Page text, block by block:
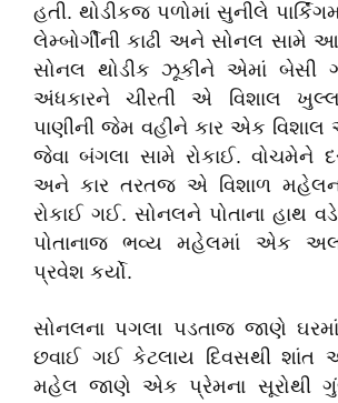
હતી. થોડીકજ પળોમાં સુનીલે
લેમ્બોર્ગીની કાઢી અને સોનલ સામે
સોનલ થોડીક ઝૂકીને એમાં બેસી
અંધકારને ચીરતી એ વિશાલ
પાણીની જેમ વહીને કાર એક
જેવા બંગલા સામે રોકાઈ. વોચમેને
અને કાર તરતજ એ વિશાળ મહેલના
રોકાઈ ગઈ. સોનલને પોતાના હાથ
પોતાનાજ ભવ્ય મહેલમાં એક
પ્રવેશ કર્યો.
સોનલના પગલા પડતાજ જાણે
છવાઈ ગઈ કેટલાય દિવસથી શાંત
મહેલ જાણે એક પ્રેમના સૂરોથી